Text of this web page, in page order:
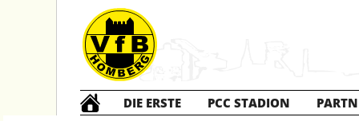
DIE ERSTE PCC STADION